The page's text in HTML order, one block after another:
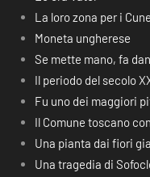
La loro zona per i
Moneta ungherese
Se mette mano, fa
Il periodo del secolo
Fu uno dei maggiori
Il Comune toscano
Una pianta dai fiori
Una tragedia di